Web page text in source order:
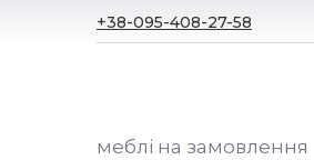
+38-095-408-27-58
меблі на замовлення